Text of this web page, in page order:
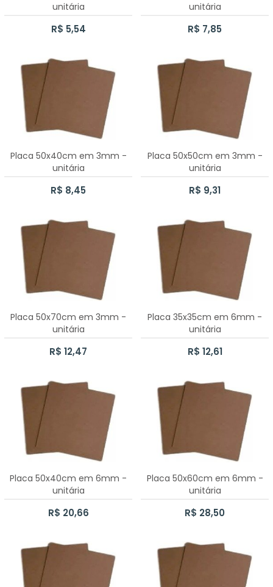
PARABÉNS
PAZ
PRINCESA
CAIXA BATOM
LIXEIRINHA LISA
CAIXA PORTA TRUFA
CAIXA CHÁ 1 DIVISÃO
KIT BEBÊ
LIXEIRINHA KIT BEBÊ
PORTA FRALDAS PASSA FITA KIT BEBÊ
BANDEJA COM TRIO DE POTES
CAIXA SAPATO 9X9X5CM
30 CAIXAS SAPATO 7X7X5CM
CAIXA SAPATO 20CMX20CMX8CM COM DIVISÓRIA
CAIXA SAPATO 35X35X10CM
CAIXA MINI CHANDON 2 LUGARES
CAIXA SAPATO 23X16X8CM
30 CAIXAS SAPATO 5X5X5CM
CAIXA MINI CHANDON 1 LUGAR
unitária
R$ 5,54
unitária
R$ 7,85
Placa 50x40cm em 3mm -
unitária
R$ 8,45
Placa 50x50cm em 3mm -
unitária
R$ 9,31
Placa 50x70cm em 3mm -
unitária
R$ 12,47
Placa 35x35cm em 6mm -
unitária
R$ 12,61
Placa 50x40cm em 6mm -
unitária
R$ 20,66
Placa 50x60cm em 6mm -
unitária
R$ 28,50